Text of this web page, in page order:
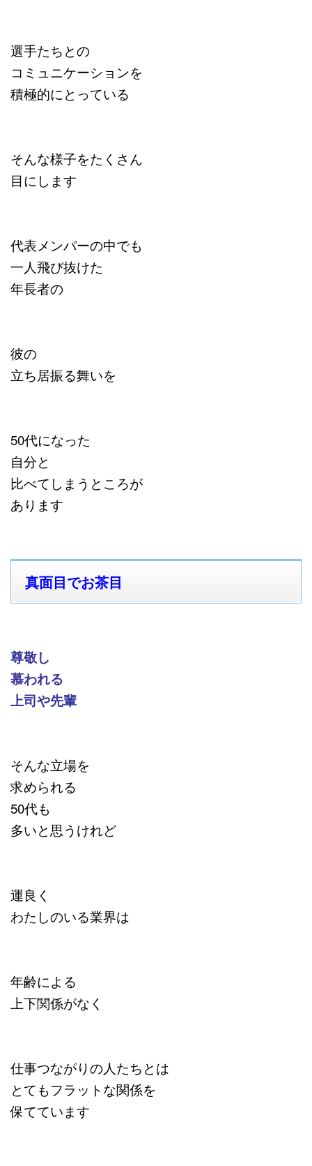
選手たちとの
コミュニケーションを
積極的にとっている
そんな様子をたくさん
目にします
代表メンバーの中でも
一人飛び抜けた
年長者の
彼の
立ち居振る舞いを
50代になった
自分と
比べてしまうところが
あります
真面目でお茶目
尊敬し
慕われる
上司や先輩
そんな立場を
求められる
50代も
多いと思うけれど
運良く
わたしのいる業界は
年齢による
上下関係がなく
仕事つながりの人たちとは
とてもフラットな関係を
保てています